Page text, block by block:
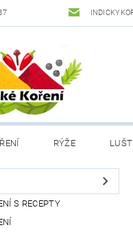
RÝŽE
PODMÍNKY OCHRANY
S RECEPTY